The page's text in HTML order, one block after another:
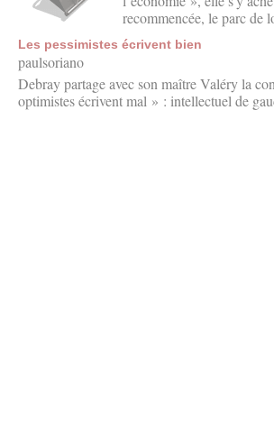
recommencée, le parc de
Les pessimistes écrivent bien
paulsoriano
Debray partage avec son maître Valéry la
optimistes écrivent mal » : intellectuel de